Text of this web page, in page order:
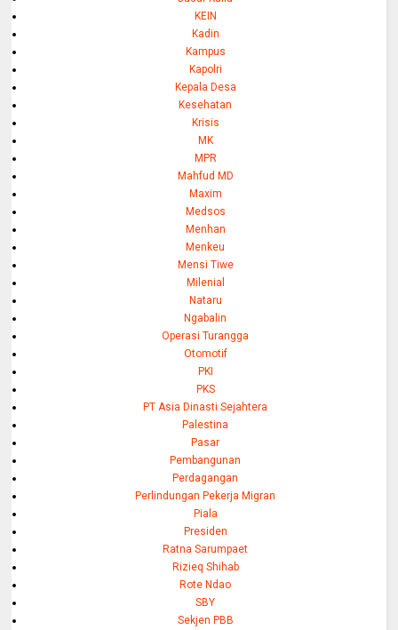
KEIN
Kadin
Kampus
Kapolri
Kepala Desa
Kesehatan
Krisis
MK
MPR
Mahfud MD
Maxim
Medsos
Menhan
Menkeu
Mensi Tiwe
Milenial
Nataru
Ngabalin
Operasi Turangga
Otomotif
PKI
PKS
PT Asia Dinasti Sejahtera
Palestina
Pasar
Pembangunan
Perdagangan
Perlindungan Pekerja Migran
Piala
Presiden
Ratna Sarumpaet
Rizieq Shihab
Rote Ndao
SBY
Sekjen PBB